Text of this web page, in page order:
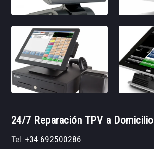
24/7 Reparación TPV a Domicilio
Tel:+34 692500286